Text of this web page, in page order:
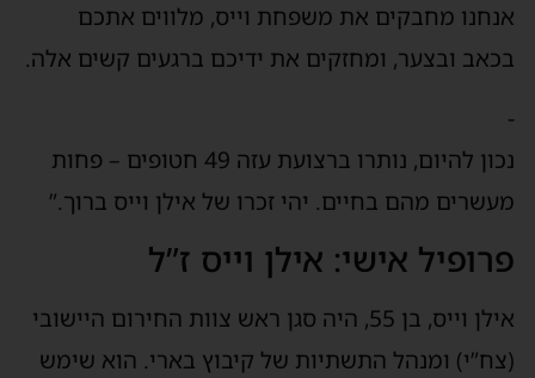
אנחנו מחבקים את משפחת וייס, מלווים אתכם
בכאב ובצער, ומחזקים את ידיכם ברגעים קשים אלה.
-
נכון להיום, נותרו ברצועת עזה 49 חטופים – פחות
מעשרים מהם בחיים. יהי זכרו של אילן וייס ברוך.”
פרופיל אישי: אילן וייס ז”ל
אילן וייס, בן 55, היה סגן ראש צוות החירום היישובי
(צח”י) ומנהל התשתיות של קיבוץ בארי. הוא שימש